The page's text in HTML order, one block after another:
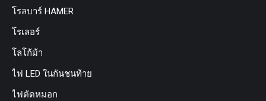
โรลบาร์ HAMER
โรเลอร์
โลโก้ม้า
ไฟ LED ในกันชนท้าย
ไฟตัดหมอก